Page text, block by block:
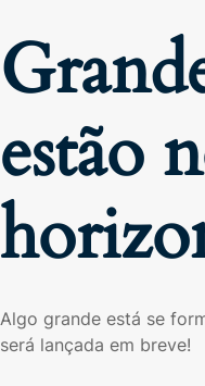
estão
Algo grande está se
será lançada em breve!